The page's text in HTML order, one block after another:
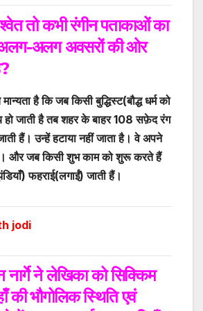
तो कभी रंगीन पताकाओं का
अलग-अलग अवसरों की ओर
?
मान्यता है कि जब किसी बुद्धिस्ट(बौद्ध धर्म को
हो जाती है तब शहर के बाहर 108 सफ़ेद रंग
हैं। उन्हें हटाया नहीं जाता है। वे अपने
और जब किसी शुभ काम को शुरू करते हैं
फहराई(लगाईं) जाती हैं।
jodi
ने लेखिका को सिक्किम
की भौगोलिक स्थिति एवं